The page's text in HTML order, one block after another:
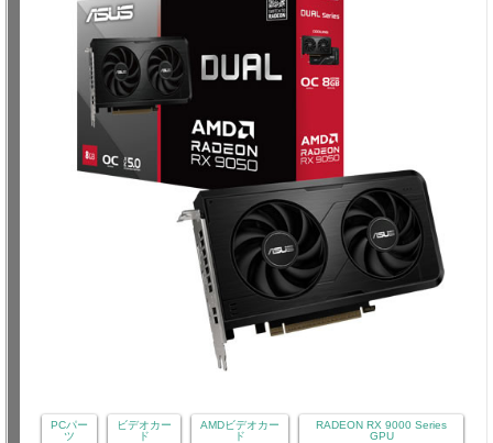
PCパー
ツ
ビデオカー
ド
AMDビデオカー
ド
RADEON RX 9000 Series
GPU